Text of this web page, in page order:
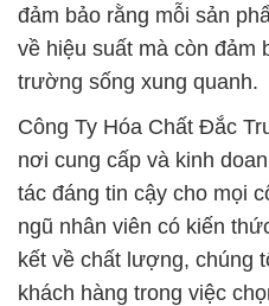
đảm bảo rằng mỗi sản
về hiệu suất mà còn đảm
trường sống xung quanh.
Công Ty Hóa Chất Đắc
nơi cung cấp và kinh
tác đáng tin cậy cho mọi
ngũ nhân viên có kiến
kết về chất lượng, chúng
khách hàng trong việc